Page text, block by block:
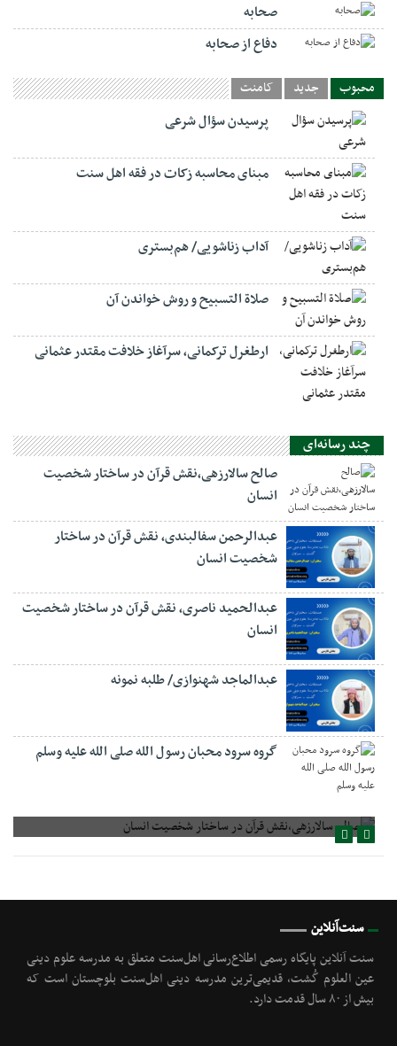
صحابه
دفاع از صحابه
محبوب جدید کامنت
پرسیدن سؤال شرعی
مبنای محاسبه زکات در فقه اهل سنت
آداب زناشویی/ هم‌بستری
صلاة التسبيح و روش خواندن آن
ارطغرل ترکمانی، سرآغاز خلافت مقتدر عثمانی
چند رسانه‌ای
صالح سالارزهی،‌نقش قرآن در ساختار شخصیت
انسان
عبدالرحمن سفالبندی، نقش قرآن در ساختار
شخصیت انسان
عبدالحمید ناصری، نقش قرآن در ساختار شخصیت
انسان
عبدالماجد شهنوازی/ طلبه نمونه
گروه سرود محبان رسول الله صلی الله علیه وسلم
صالح سالارزهی،‌نقش قرآن در ساختار شخصیت انسان
سنت‌آنلاین
سنت آنلاین پایگاه رسمی اطلاع‌رسانی اهل‌سنت متعلق به مدرسه علوم دینی
عین العلوم گُشت, قدیمی‌ترین مدرسه دینی اهل‌سنت بلوچستان است که
بیش از ۸۰ سال قدمت دارد.